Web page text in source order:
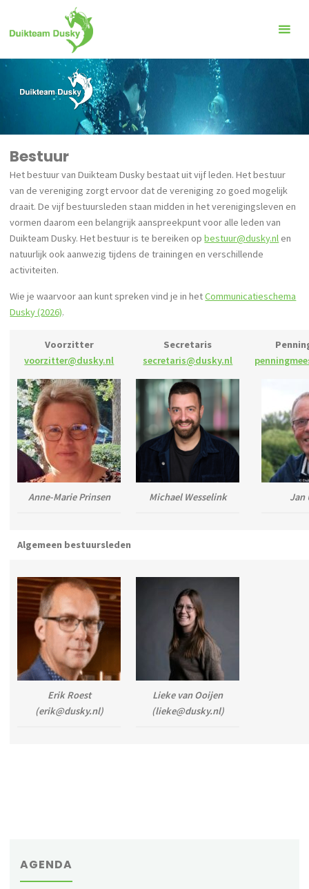
de
Bestuur
Het bestuur van Duikteam Dusky bestaat uit vijf leden. Het bestuur
van de vereniging zorgt ervoor dat de vereniging zo goed mogelijk
draait. De vijf bestuursleden staan midden in het verenigingsleven en
vormen daarom een belangrijk aanspreekpunt voor alle leden van
Duikteam Dusky. Het bestuur is te bereiken opbestuur@dusky.nlen
natuurlijk ook aanwezig tijdens de trainingen en verschillende
activiteiten.
Wie je waarvoor aan kunt spreken vind je in hetCommunicatieschema
Dusky (2026).
Voorzitter
voorzitter@dusky.nl
Anne-Marie Prinsen
Secretaris
secretaris@dusky.nl
Michael Wesselink Jan
Algemeen bestuursleden
Erik Roest
(erik@dusky.nl)
Lieke van Ooijen
(lieke@dusky.nl)
AGENDA